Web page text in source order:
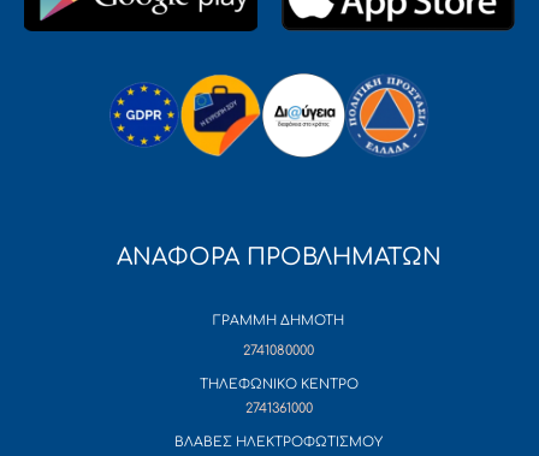
ΑΝΑΦΟΡΑ ΠΡΟΒΛΗΜΑΤΩΝ
ΓΡΑΜΜΗ ΔΗΜΟΤΗ
2741080000
ΤΗΛΕΦΩΝΙΚΟ ΚΕΝΤΡΟ
2741361000
ΒΛΑΒΕΣ ΗΛΕΚΤΡΟΦΩΤΙΣΜΟΥ